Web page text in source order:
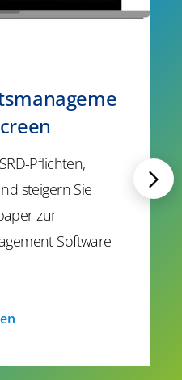
Pflichten,
steigern Sie
zur
Software